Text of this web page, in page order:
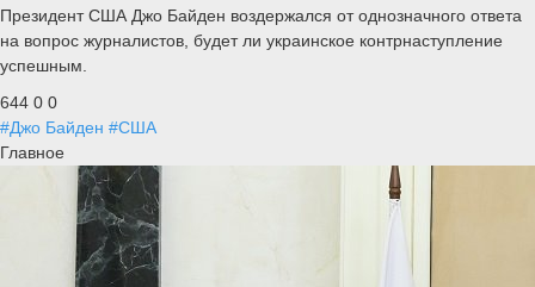
Президент США Джо Байден воздержался от однозначного ответа
на вопрос журналистов, будет ли украинское контрнаступление
успешным.
644 0 0
#Джо Байден #США
Главное